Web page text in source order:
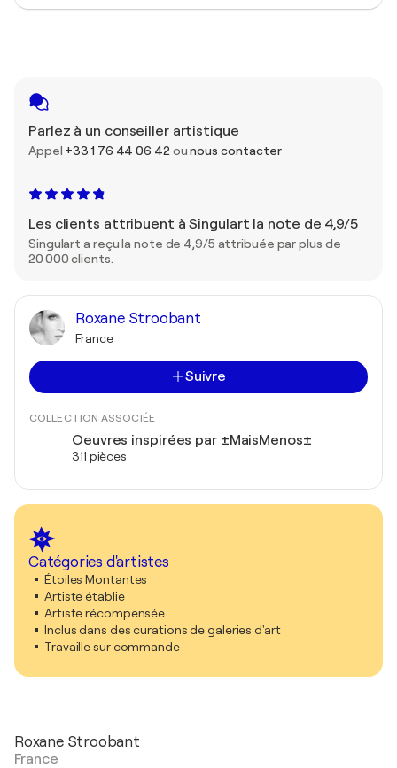
Parlez à un conseiller artistique
Appel +33 1 76 44 06 42 ounous contacter
Les clients attribuent à Singulart la note de 4,9/5
Singulart a reçu la note de 4,9/5 attribuée par plus de
20 000 clients.
Roxane Stroobant
France
Suivre
COLLECTION ASSOCIÉE
Oeuvres inspirées par ±MaisMenos±
311 pièces
Catégories d'artistes
Étoiles Montantes
Artiste établie
Artiste récompensée
Inclus dans des curations de galeries d'art
Travaille sur commande
Roxane Stroobant
France